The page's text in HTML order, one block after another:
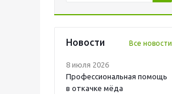
Новости Все новости
8 июля 2026
Профессиональная помощь
в откачке мёда